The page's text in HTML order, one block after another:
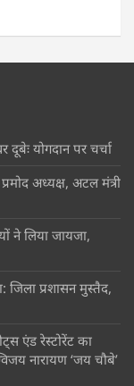
दूबेः योगदान पर चर्चा
अध्यक्ष, अटल मंत्री
ने लिया जायजा,
जिला प्रशासन मुस्तैद,
एंड रेस्टोरेंट का
नारायण ‘जय चौबे’